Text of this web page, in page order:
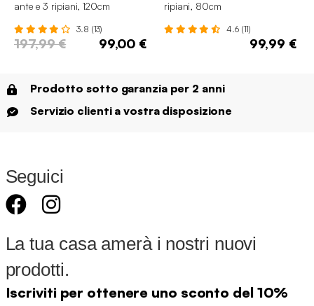
ante e 3 ripiani, 120cm
3.8 (13)
197,99 € 99,00 €
ripiani, 80cm
4.6 (11)
99,99 €
Prodotto sotto garanzia per 2 anni
Servizio clienti a vostra disposizione
Seguici
La tua casa amerà i nostri nuovi
prodotti.
Iscriviti per ottenere uno sconto del 10%